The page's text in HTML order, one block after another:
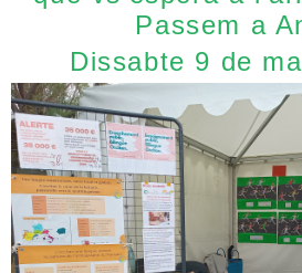
Passem a
Dissabte 9 de